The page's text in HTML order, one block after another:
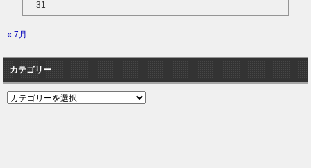
31
« 7月
カテゴリー
カ